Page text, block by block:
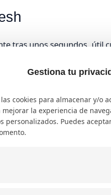
tras unos segundos, útil
como en portales
página de login tras
inmediata o un valor
Gestiona tu
cookies para almacenar y/o
la experiencia de
personalizados. Puedes